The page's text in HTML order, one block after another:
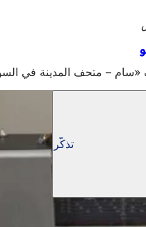
المدينة في السوق» قطعتهم
تذكّر